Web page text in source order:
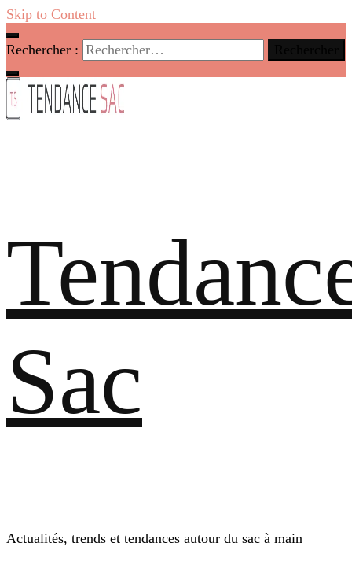
Skip to Content
Rechercher :
Sac
Actualités, trends et tendances autour du sac à main